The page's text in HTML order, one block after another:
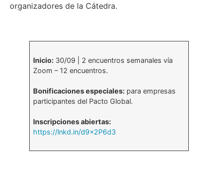
organizadores de la Cátedra.
Inicio: 30/09 | 2 encuentros semanales vía
Zoom – 12 encuentros.
Bonificaciones especiales: para empresas
participantes del Pacto Global.
Inscripciones abiertas:
https://lnkd.in/d9x2P6d3